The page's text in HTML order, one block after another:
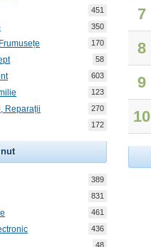
451
350
170
58
603
123
Reparații 270
172
389
831
461
436
48
7
8
9
10